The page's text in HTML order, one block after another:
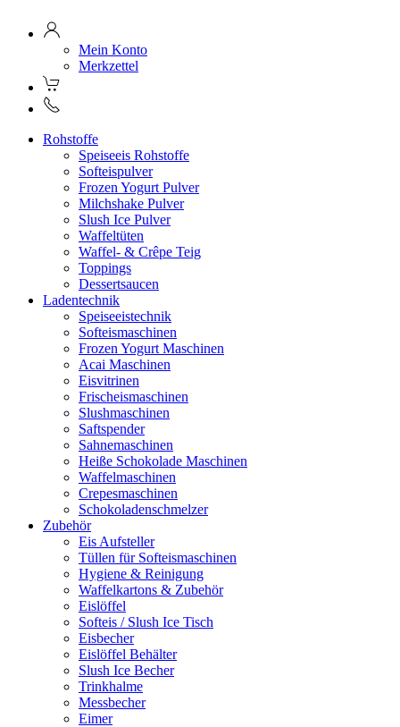
Mein Konto
Merkzettel
Rohstoffe
Speiseeis Rohstoffe
Softeispulver
Frozen Yogurt Pulver
Milchshake Pulver
Slush Ice Pulver
Waffeltüten
Waffel- & Crêpe Teig
Toppings
Dessertsaucen
Ladentechnik
Speiseeistechnik
Softeismaschinen
Frozen Yogurt Maschinen
Acai Maschinen
Eisvitrinen
Frischeismaschinen
Slushmaschinen
Saftspender
Sahnemaschinen
Heiße Schokolade Maschinen
Waffelmaschinen
Crepesmaschinen
Schokoladenschmelzer
Zubehör
Eis Aufsteller
Tüllen für Softeismaschinen
Hygiene & Reinigung
Waffelkartons & Zubehör
Eislöffel
Softeis / Slush Ice Tisch
Eisbecher
Eislöffel Behälter
Slush Ice Becher
Trinkhalme
Messbecher
Eimer